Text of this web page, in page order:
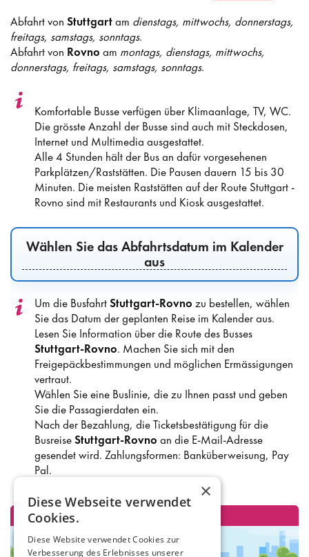
Abfahrt von Stuttgartam dienstags, mittwochs, donnerstags,
freitags, samstags, sonntags.
Abfahrt von Rovno am montags, dienstags, mittwochs,
donnerstags, freitags, samstags, sonntags.
Komfortable Busse verfügen über Klimaanlage, TV, WC.
Die grösste Anzahl der Busse sind auch mit Steckdosen,
Internet und Multimedia ausgestattet.
Alle 4 Stunden hält der Bus an dafür vorgesehenen
Parkplätzen/Raststätten. Die Pausen dauern 15 bis 30
Minuten. Die meisten Raststätten auf der Route Stuttgart -
Rovno sind mit Restaurants und Kiosk ausgestattet.
Wählen Sie das Abfahrtsdatum im Kalender
aus
Um die BusfahrtStuttgart-Rovno zu bestellen, wählen
Sie das Datum der geplanten Reise im Kalender aus.
Lesen Sie Information über die Route des Busses
Stuttgart-Rovno. Machen Sie sich mit den
Freigepäckbestimmungen und möglichen Ermässigungen
vertraut.
Wählen Sie eine Buslinie, die zu Ihnen passt und geben
Sie die Passagierdaten ein.
Nach der Bezahlung, die Ticketsbestätigung für die
BusreiseStuttgart-Rovno an die E-Mail-Adresse
gesendet wird. Zahlungsformen: Banküberweisung, Pay
Pal.
×
Diese Webseite verwendet
Cookies.
Diese Website verwendet Cookies zur
Verbesserung des Erlebnisses unserer